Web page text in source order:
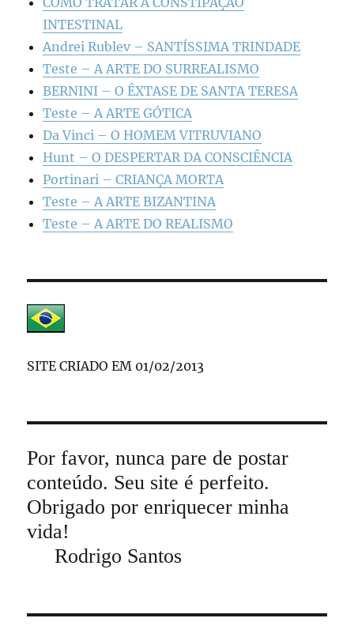
INTESTINAL
Andrei Rublev – SANTÍSSIMA TRINDADE
Teste – A ARTE DO SURREALISMO
BERNINI – O ÊXTASE DE SANTA TERESA
Teste – A ARTE GÓTICA
Da Vinci – O HOMEM VITRUVIANO
Hunt – O DESPERTAR DA CONSCIÊNCIA
Portinari – CRIANÇA MORTA
Teste – A ARTE BIZANTINA
Teste – A ARTE DO REALISMO
SITE CRIADO EM 01/02/2013
Por favor, nunca pare de postar
conteúdo. Seu site é perfeito.
Obrigado por enriquecer minha
vida!
Rodrigo Santos